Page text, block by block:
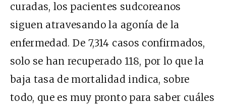
curadas, los pacientes sudcoreanos
siguen atravesando la agonía de la
enfermedad. De 7,314 casos confirmados,
solo se han recuperado 118, por lo que la
baja tasa de mortalidad indica, sobre
todo, que es muy pronto para saber cuáles